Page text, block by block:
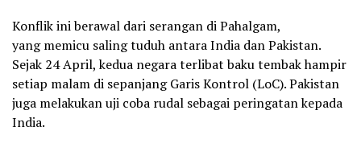
Konflik ini berawal dari serangan di Pahalgam,
yang memicu saling tuduh antara India dan Pakistan.
Sejak 24 April, kedua negara terlibat baku tembak hampir
setiap malam di sepanjang Garis Kontrol (LoC). Pakistan
juga melakukan uji coba rudal sebagai peringatan kepada
India.